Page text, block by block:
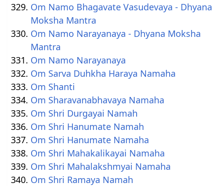
Om Namo Bhagavate Vasudevaya - Dhyana
Moksha Mantra
Om Namo Narayanaya - Dhyana Moksha
Mantra
Om Namo Narayanaya
Om Sarva Duhkha Haraya Namaha
Om Shanti
Om Sharavanabhavaya Namaha
Om Shri Durgayai Namah
Om Shri Hanumate Namah
Om Shri Hanumate Namaha
Om Shri Mahakalikayai Namaha
Om Shri Mahalakshmyai Namaha
Om Shri Ramaya Namah